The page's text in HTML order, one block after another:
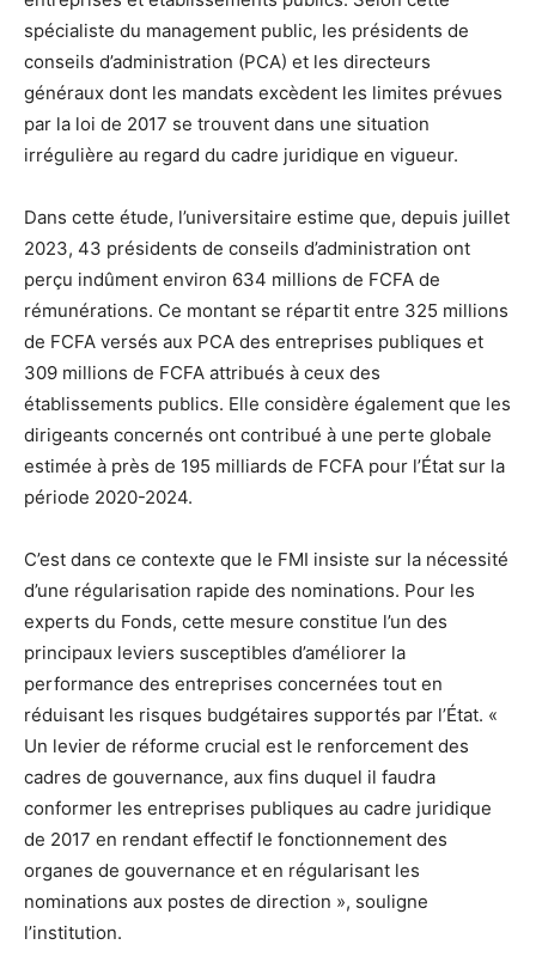
spécialiste du management public, les présidents de
conseils d’administration (PCA) et les directeurs
généraux dont les mandats excèdent les limites prévues
par la loi de 2017 se trouvent dans une situation
irrégulière au regard du cadre juridique en vigueur.
Dans cette étude, l’universitaire estime que, depuis juillet
2023, 43 présidents de conseils d’administration ont
perçu indûment environ 634 millions de FCFA de
rémunérations. Ce montant se répartit entre 325 millions
de FCFA versés aux PCA des entreprises publiques et
309 millions de FCFA attribués à ceux des
établissements publics. Elle considère également que les
dirigeants concernés ont contribué à une perte globale
estimée à près de 195 milliards de FCFA pour l’État sur la
période 2020-2024.
C’est dans ce contexte que le FMI insiste sur la nécessité
d’une régularisation rapide des nominations. Pour les
experts du Fonds, cette mesure constitue l’un des
principaux leviers susceptibles d’améliorer la
performance des entreprises concernées tout en
réduisant les risques budgétaires supportés par l’État. «
Un levier de réforme crucial est le renforcement des
cadres de gouvernance, aux fins duquel il faudra
conformer les entreprises publiques au cadre juridique
de 2017 en rendant effectif le fonctionnement des
organes de gouvernance et en régularisant les
nominations aux postes de direction », souligne
l’institution.